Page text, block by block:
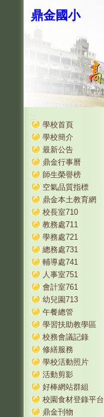
鼎金國小
:::
學校首頁
學校簡介
最新公告
鼎金行事曆
師生榮譽榜
空氣品質指標
鼎金本土教育網
校長室710
教務處711
學務處721
總務處731
輔導處741
人事室751
會計室761
幼兒園713
午餐總管
學習扶助教學區
校務會議記錄
修繕服務
學校活動照片
活動剪影
好棒網站群組
校園食材登錄平台
鼎金刊物